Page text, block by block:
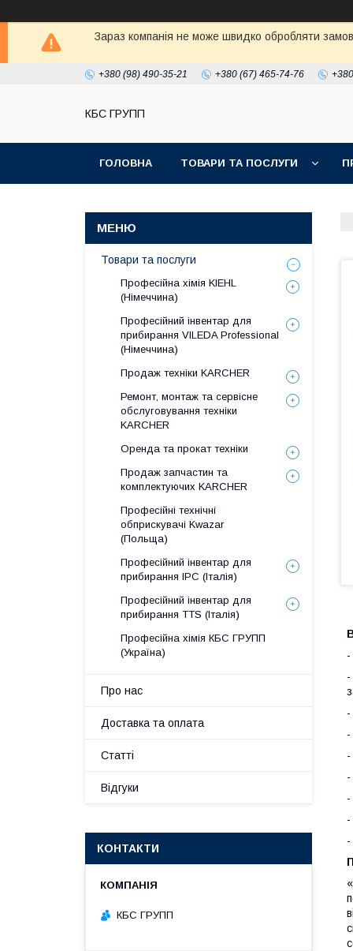
Зараз компанія не може швидко обробляти
+380 (98) 490-35-21 +380 (67) 465-74-76
КБС ГРУПП
ГОЛОВНА ТОВАРИ ТА ПОСЛУГИ
-
-
-
-
-
-
-
-
Товари та послуги
Професійна хімія KIEHL
(Німеччина)
Професійний інвентар для
прибирання VILEDA Professional
(Німеччина)
Продаж техніки KARCHER
Ремонт, монтаж та сервісне
обслуговування техніки
KARCHER
Оренда та прокат техніки
Продаж запчастин та
комплектуючих KARCHER
Професійні технічні
обприскувачі Kwazar
(Польща)
Професійний інвентар для
прибирання IPC (Італія)
Професійний інвентар для
прибирання TTS (Італія)
Професійна хімія КБС ГРУПП
(Україна)
Про нас
Доставка та оплата
Статті
Відгуки
КОНТАКТИ
КБС ГРУПП